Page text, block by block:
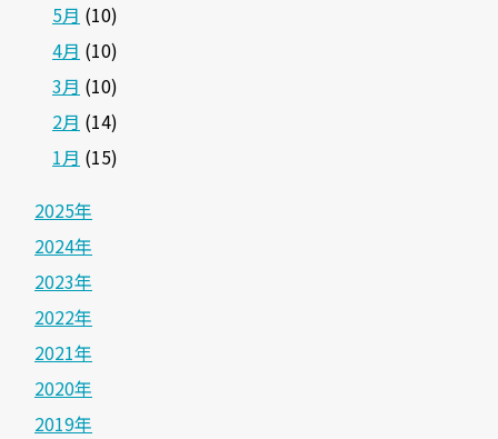
5月 (10)
4月 (10)
3月 (10)
2月 (14)
1月 (15)
2025年
2024年
2023年
2022年
2021年
2020年
2019年